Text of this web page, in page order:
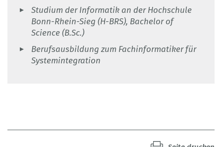
Studium der Informatik an der Hochschule
Bonn-Rhein-Sieg (H-BRS), Bachelor of
Science (B.Sc.)
Berufsausbildung zum Fachinformatiker für
Systemintegration